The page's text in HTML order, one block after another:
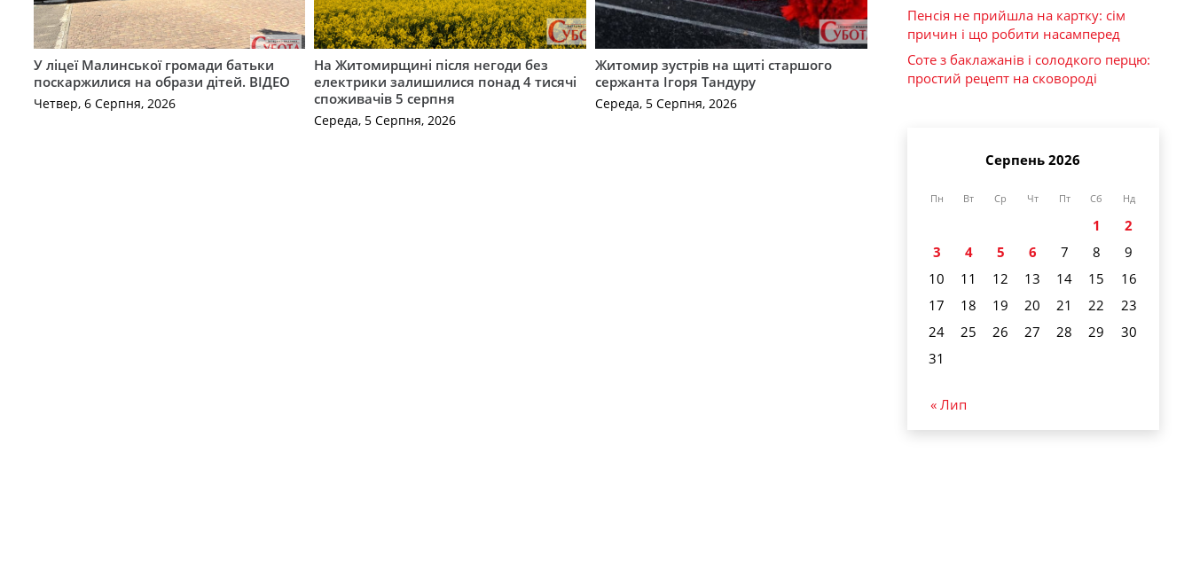
У ліцеї Малинської громади батьки
поскаржилися на образи дітей. ВІДЕО
Четвер, 6 Серпня, 2026
На Житомирщині після негоди без
електрики залишилися понад 4 тисячі
споживачів 5 серпня
Середа, 5 Серпня, 2026
Житомир зустрів на щиті старшого
сержанта Ігоря Тандуру
Середа, 5 Серпня, 2026
Пенсія не прийшла на картку: сім
причин і що робити насамперед
Соте з баклажанів і солодкого перцю:
простий рецепт на сковороді
Серпень 2026
Пн Вт Ср Чт Пт Сб Нд
1
2
3
4 5 6 7 8
9
10
11 12 13 14 15
16
17
18 19 20 21 22
23
24
25 26 27 28 29
30
31
« Лип